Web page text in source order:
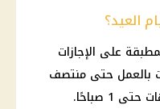
العيد؟
على الإجازات
بالعمل حتى منتصف
1 صباحًا.